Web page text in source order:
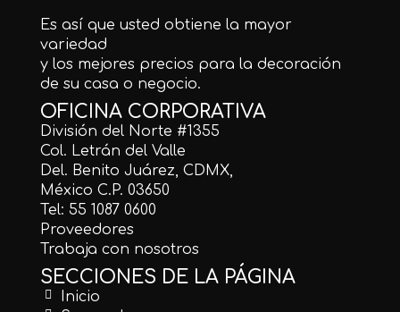
Es así que usted obtiene la mayor
variedad
y los mejores precios para la decoración
de su casa o negocio.
OFICINA CORPORATIVA
División del Norte #1355
Col. Letrán del Valle
Del. Benito Juárez, CDMX,
México C.P. 03650
Tel: 55 1087 0600
Proveedores
Trabaja con nosotros
SECCIONES DE LA PÁGINA
Inicio